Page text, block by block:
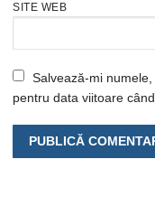
SITE WEB
Salvează-mi
pentru data viitoare